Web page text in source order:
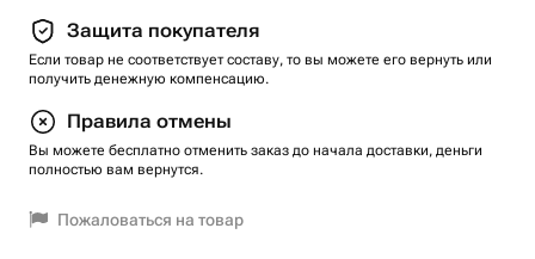
Защита покупателя
Если товар не соответствует составу, то вы можете его вернуть или
получить денежную компенсацию.
Правила отмены
Вы можете бесплатно отменить заказ до начала доставки, деньги
полностью вам вернутся.
Пожаловаться на товар